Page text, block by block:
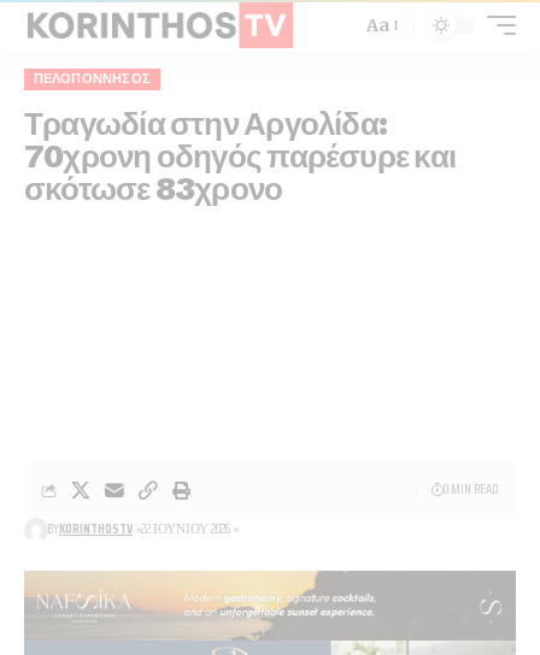
Aa
ΠΕΛΟΠΌΝΝΗΣΟΣ
Τραγωδία στην Αργολίδα:
70χρονη οδηγός παρέσυρε και
σκότωσε 83χρονο
BYKORINTHOSTV 22 ΙΟΥΝΊΟΥ 2026
0 MIN READ